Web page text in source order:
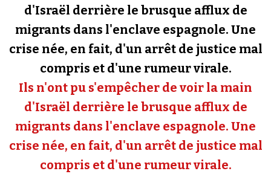
Revues de presse
Newsletter
Faire un don
Demander à Vera
Se connecter
d'Israël derrière le brusque afflux de
migrants dans l'enclave espagnole. Une
crise née, en fait, d'un arrêt de justice mal
compris et d'une rumeur virale.
Ils n'ont pu s'empêcher de voir la main
d'Israël derrière le brusque afflux de
migrants dans l'enclave espagnole. Une
crise née, en fait, d'un arrêt de justice mal
compris et d'une rumeur virale.